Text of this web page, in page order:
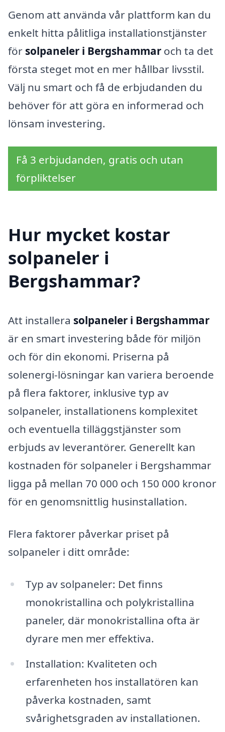
Genom att använda vår plattform kan du
enkelt hitta pålitliga installationstjänster
för solpaneler i Bergshammar och ta det
första steget mot en mer hållbar livsstil.
Välj nu smart och få de erbjudanden du
behöver för att göra en informerad och
lönsam investering.
Få 3 erbjudanden, gratis och utan
förpliktelser
Hur mycket kostar
solpaneler i
Bergshammar?
Att installera solpaneler i Bergshammar
är en smart investering både för miljön
och för din ekonomi. Priserna på
solenergi-lösningar kan variera beroende
på flera faktorer, inklusive typ av
solpaneler, installationens komplexitet
och eventuella tilläggstjänster som
erbjuds av leverantörer. Generellt kan
kostnaden för solpaneler i Bergshammar
ligga på mellan 70 000 och 150 000 kronor
för en genomsnittlig husinstallation.
Flera faktorer påverkar priset på
solpaneler i ditt område:
Typ av solpaneler: Det finns
monokristallina och polykristallina
paneler, där monokristallina ofta är
dyrare men mer effektiva.
Installation: Kvaliteten och
erfarenheten hos installatören kan
påverka kostnaden, samt
svårighetsgraden av installationen.